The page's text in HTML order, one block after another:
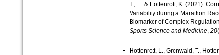
T., … & Hottenrott, K. (2021).
Variability during a Marathon
Biomarker of Complex
Sports Science and Medicine, 20
Hottenrott, L., Gronwald, T.,